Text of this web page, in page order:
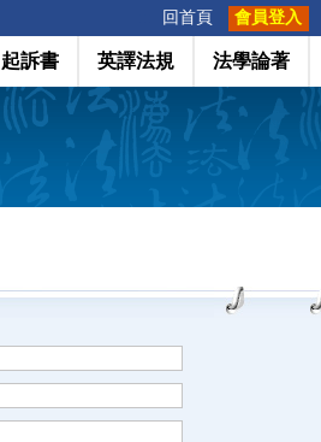
回首頁 會員登入
起訴書 英譯法規 法學論著